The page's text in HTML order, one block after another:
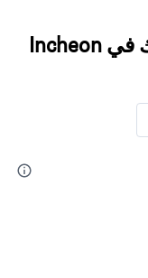
اعثر على نتائج أفضل لإقامتك في Incheon